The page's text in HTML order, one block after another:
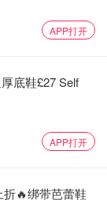
把开封的在拿
APP打开
底鞋£27 Self
APP打开
折🔥绑带芭蕾鞋